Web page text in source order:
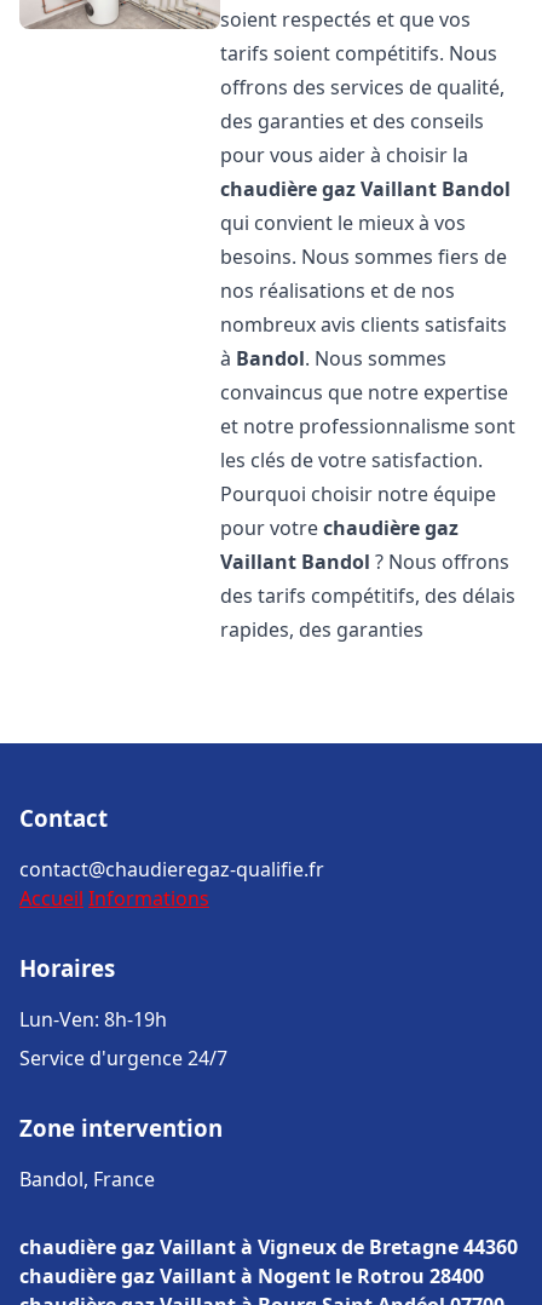
soient respectés et que vos
tarifs soient compétitifs. Nous
offrons des services de qualité,
des garanties et des conseils
pour vous aider à choisir la
chaudière gaz Vaillant Bandol
qui convient le mieux à vos
besoins. Nous sommes fiers de
nos réalisations et de nos
nombreux avis clients satisfaits
à Bandol. Nous sommes
convaincus que notre expertise
et notre professionnalisme sont
les clés de votre satisfaction.
Pourquoi choisir notre équipe
pour votrechaudière gaz
Vaillant Bandol ? Nous offrons
des tarifs compétitifs, des délais
rapides, des garanties
Contact
contact@chaudieregaz-qualifie.fr
Accueil Informations
Horaires
Lun-Ven: 8h-19h
Service d'urgence 24/7
Zone intervention
Bandol, France
chaudière gaz Vaillant à Vigneux de Bretagne 44360
chaudière gaz Vaillant à Nogent le Rotrou 28400